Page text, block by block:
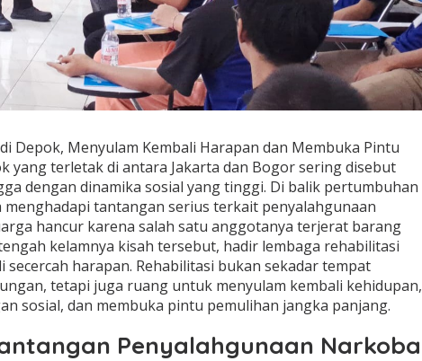
Depok, Menyulam Kembali Harapan dan Membuka Pintu
yang terletak di antara Jakarta dan Bogor sering disebut
dengan dinamika sosial yang tinggi. Di balik pertumbuhan
menghadapi tantangan serius terkait penyalahgunaan
hancur karena salah satu anggotanya terjerat barang
kelamnya kisah tersebut, hadir lembaga rehabilitasi
secercah harapan. Rehabilitasi bukan sekadar tempat
tetapi juga ruang untuk menyulam kembali kehidupan,
sosial, dan membuka pintu pemulihan jangka panjang.
Penyalahgunaan Narkoba